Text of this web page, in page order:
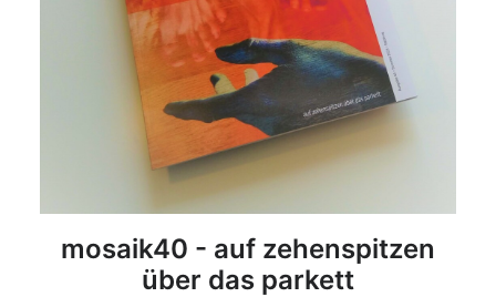
DETAILS
mosaik40 - auf zehenspitzen
über das parkett